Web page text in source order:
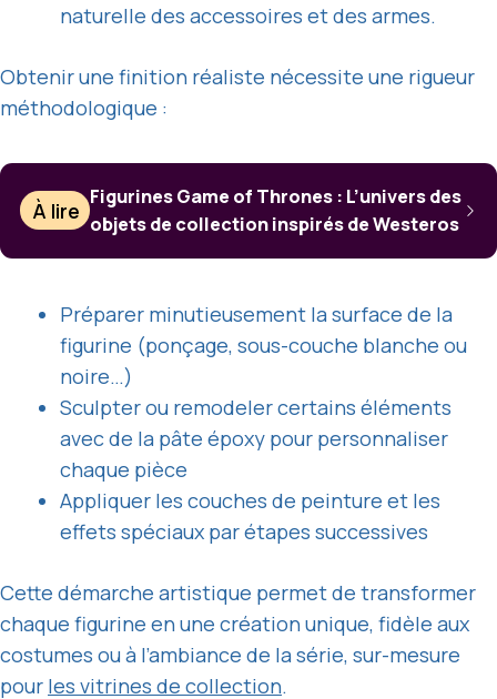
naturelle des accessoires et des armes.
Obtenir une finition réaliste nécessite une rigueur
méthodologique :
À lire
Figurines Game of Thrones : L’univers des
objets de collection inspirés de Westeros
Préparer minutieusement la surface de la
figurine (ponçage, sous-couche blanche ou
noire…)
Sculpter ou remodeler certains éléments
avec de la pâte époxy pour personnaliser
chaque pièce
Appliquer les couches de peinture et les
effets spéciaux par étapes successives
Cette démarche artistique permet de transformer
chaque figurine en une création unique, fidèle aux
costumes ou à l’ambiance de la série, sur-mesure
pour les vitrines de collection.